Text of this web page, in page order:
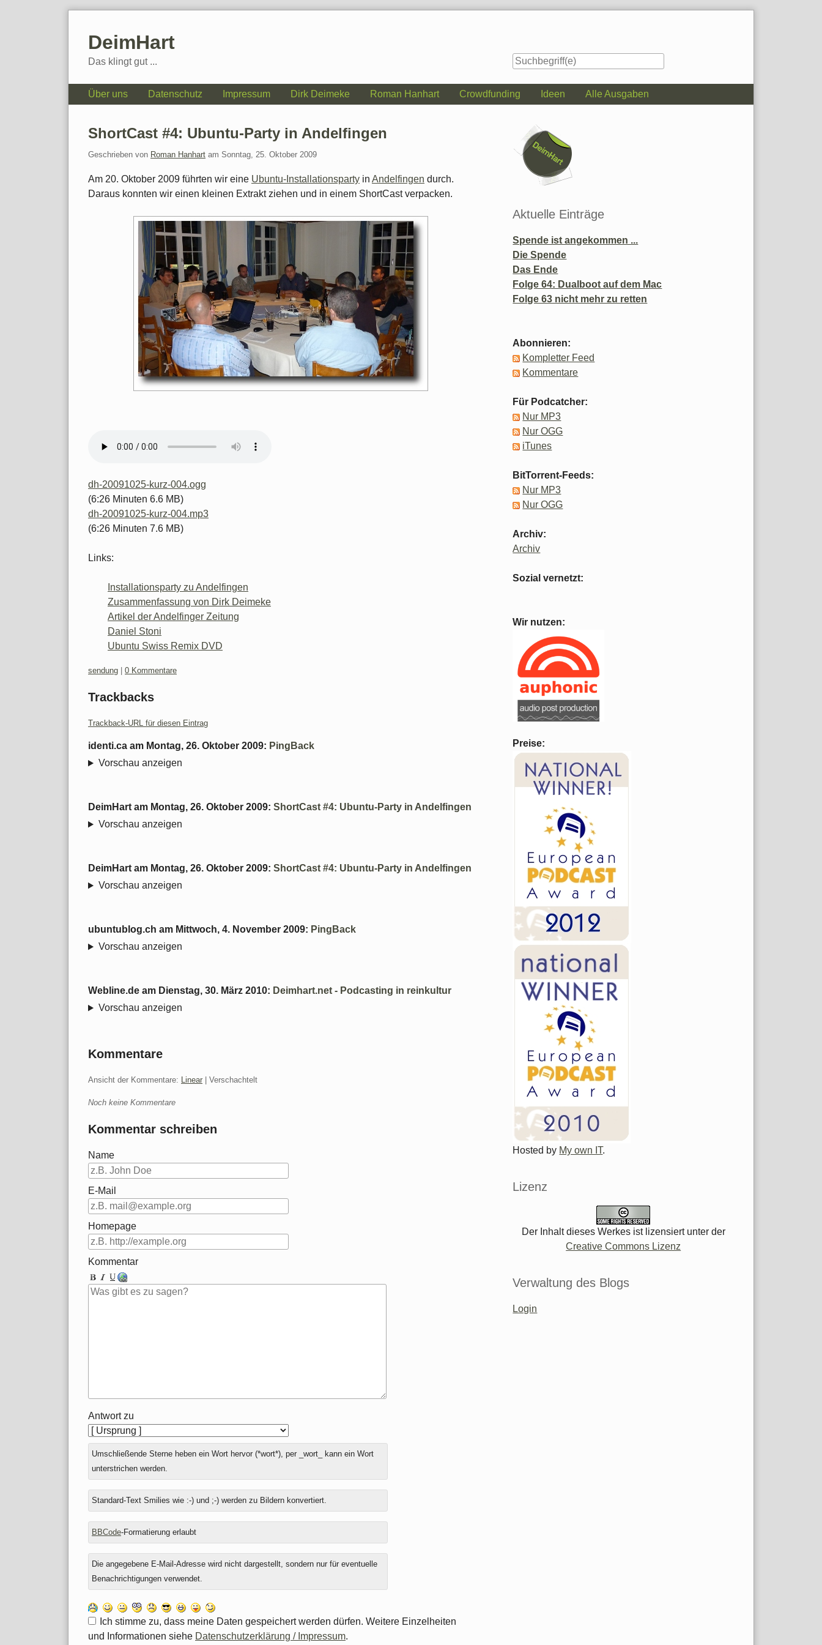
DeimHart
Das klingt gut ...
Navigation
Über uns Datenschutz Impressum Dirk Deimeke Roman Hanhart Crowdfunding Ideen Alle Ausgaben
ShortCast #4: Ubuntu-Party in Andelfingen
Geschrieben von Roman Hanhart am Sonntag, 25. Oktober 2009
Am 20. Oktober 2009 führten wir eine Ubuntu-Installationsparty in Andelfingen durch.
Daraus konnten wir einen kleinen Extrakt ziehen und in einem ShortCast verpacken.
dh-20091025-kurz-004.ogg
(6:26 Minuten 6.6 MB)
dh-20091025-kurz-004.mp3
(6:26 Minuten 7.6 MB)
Links:
Installationsparty zu Andelfingen
Zusammenfassung von Dirk Deimeke
Artikel der Andelfinger Zeitung
Daniel Stoni
Ubuntu Swiss Remix DVD
Kategorien:
sendung 0 Kommentare
Trackbacks
Trackback-URL für diesen Eintrag
identi.ca am Montag, 26. Oktober 2009: PingBack
Vorschau anzeigen
DeimHart am Montag, 26. Oktober 2009: ShortCast #4: Ubuntu-Party in Andelfingen
Vorschau anzeigen
DeimHart am Montag, 26. Oktober 2009: ShortCast #4: Ubuntu-Party in Andelfingen
Vorschau anzeigen
ubuntublog.ch am Mittwoch, 4. November 2009: PingBack
Vorschau anzeigen
Webline.de am Dienstag, 30. März 2010: Deimhart.net - Podcasting in reinkultur
Vorschau anzeigen
Kommentare
Ansicht der Kommentare: Linear | Verschachtelt
Noch keine Kommentare
Kommentar schreiben
Name
E-Mail
Homepage
Kommentar
Antwort zu
Umschließende Sterne heben ein Wort hervor (*wort*), per _wort_ kann ein Wort
unterstrichen werden.
Standard-Text Smilies wie :-) und ;-) werden zu Bildern konvertiert.
BBCode-Formatierung erlaubt
Die angegebene E-Mail-Adresse wird nicht dargestellt, sondern nur für eventuelle
Benachrichtigungen verwendet.
Ich stimme zu, dass meine Daten gespeichert werden dürfen. Weitere Einzelheiten
und Informationen siehe Datenschutzerklärung / Impressum.
Seitenleiste
Aktuelle Einträge
Spende ist angekommen ...
Die Spende
Das Ende
Folge 64: Dualboot auf dem Mac
Folge 63 nicht mehr zu retten
Abonnieren:
Kompletter Feed
Kommentare
Für Podcatcher:
Nur MP3
Nur OGG
iTunes
BitTorrent-Feeds:
Nur MP3
Nur OGG
Archiv:
Archiv
Sozial vernetzt:
Wir nutzen:
Preise:
Hosted by My own IT.
Lizenz
Der Inhalt dieses Werkes ist lizensiert unter der
Creative Commons Lizenz
Verwaltung des Blogs
Login